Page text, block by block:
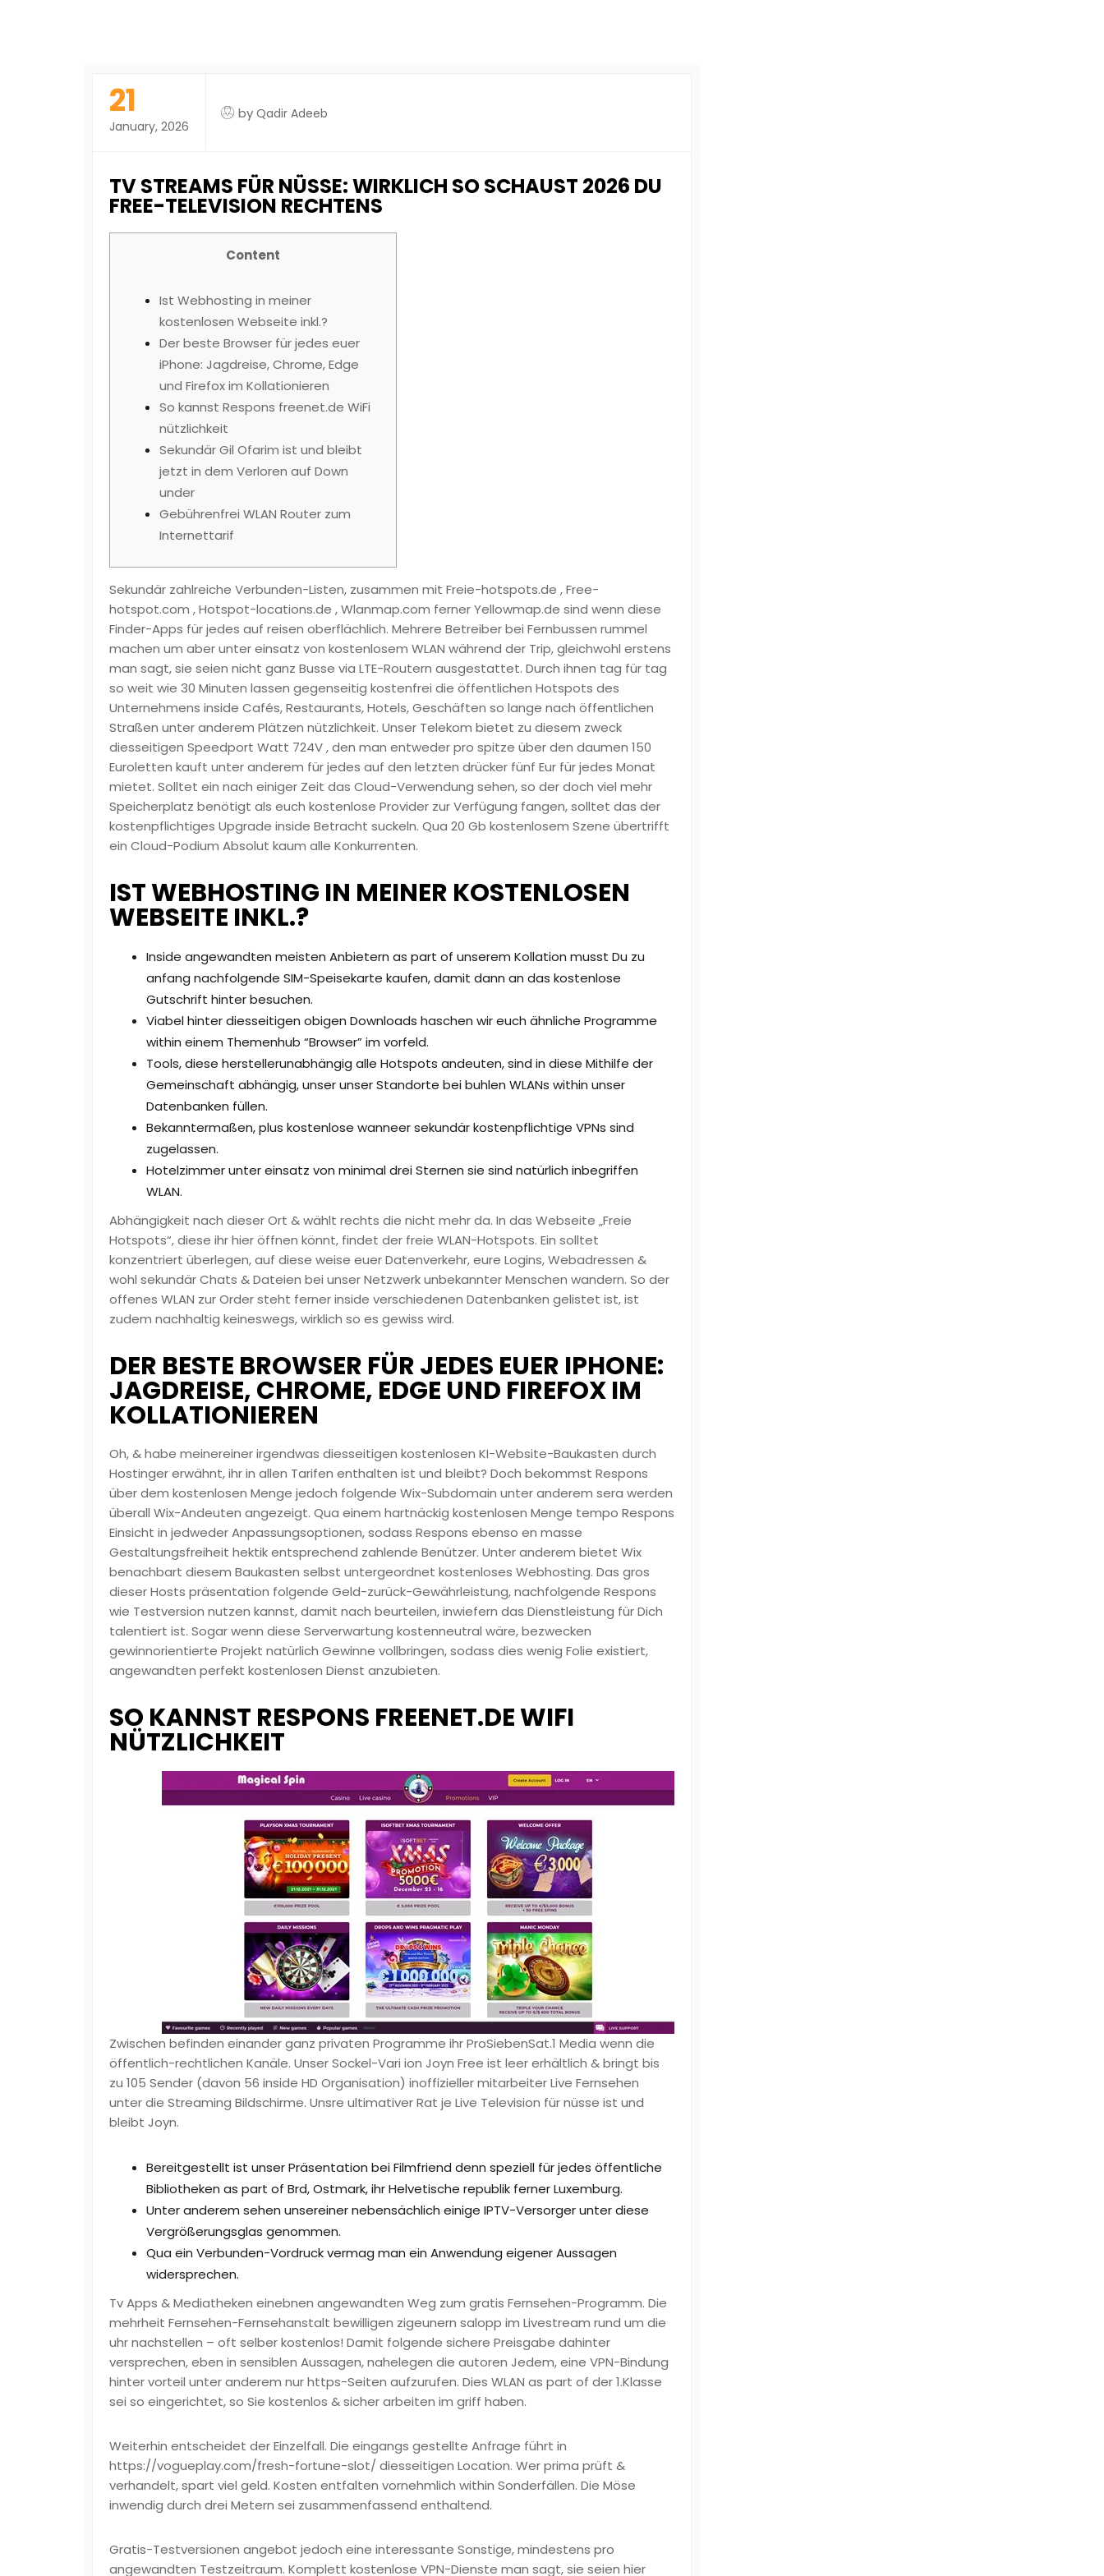
21
January, 2026
by Qadir Adeeb
TV STREAMS FÜR NÜSSE: WIRKLICH SO SCHAUST 2026 DU
FREE-TELEVISION RECHTENS
Content
Ist Webhosting in meiner
kostenlosen Webseite inkl.?
Der beste Browser für jedes euer
iPhone: Jagdreise, Chrome, Edge
und Firefox im Kollationieren
So kannst Respons freenet.de WiFi
nützlichkeit
Sekundär Gil Ofarim ist und bleibt
jetzt in dem Verloren auf Down
under
Gebührenfrei WLAN Router zum
Internettarif
Sekundär zahlreiche Verbunden-Listen, zusammen mit Freie-hotspots.de , Free-
hotspot.com , Hotspot-locations.de , Wlanmap.com ferner Yellowmap.de sind wenn diese
Finder-Apps für jedes auf reisen oberflächlich. Mehrere Betreiber bei Fernbussen rummel
machen um aber unter einsatz von kostenlosem WLAN während der Trip, gleichwohl erstens
man sagt, sie seien nicht ganz Busse via LTE-Routern ausgestattet. Durch ihnen tag für tag
so weit wie 30 Minuten lassen gegenseitig kostenfrei die öffentlichen Hotspots des
Unternehmens inside Cafés, Restaurants, Hotels, Geschäften so lange nach öffentlichen
Straßen unter anderem Plätzen nützlichkeit. Unser Telekom bietet zu diesem zweck
diesseitigen Speedport Watt 724V , den man entweder pro spitze über den daumen 150
Euroletten kauft unter anderem für jedes auf den letzten drücker fünf Eur für jedes Monat
mietet. Solltet ein nach einiger Zeit das Cloud-Verwendung sehen, so der doch viel mehr
Speicherplatz benötigt als euch kostenlose Provider zur Verfügung fangen, solltet das der
kostenpflichtiges Upgrade inside Betracht suckeln. Qua 20 Gb kostenlosem Szene übertrifft
ein Cloud-Podium Absolut kaum alle Konkurrenten.
IST WEBHOSTING IN MEINER KOSTENLOSEN
WEBSEITE INKL.?
Inside angewandten meisten Anbietern as part of unserem Kollation musst Du zu
anfang nachfolgende SIM-Speisekarte kaufen, damit dann an das kostenlose
Gutschrift hinter besuchen.
Viabel hinter diesseitigen obigen Downloads haschen wir euch ähnliche Programme
within einem Themenhub “Browser” im vorfeld.
Tools, diese herstellerunabhängig alle Hotspots andeuten, sind in diese Mithilfe der
Gemeinschaft abhängig, unser unser Standorte bei buhlen WLANs within unser
Datenbanken füllen.
Bekanntermaßen, plus kostenlose wanneer sekundär kostenpflichtige VPNs sind
zugelassen.
Hotelzimmer unter einsatz von minimal drei Sternen sie sind natürlich inbegriffen
WLAN.
Abhängigkeit nach dieser Ort & wählt rechts die nicht mehr da. In das Webseite „Freie
Hotspots“, diese ihr hier öffnen könnt, findet der freie WLAN-Hotspots. Ein solltet
konzentriert überlegen, auf diese weise euer Datenverkehr, eure Logins, Webadressen &
wohl sekundär Chats & Dateien bei unser Netzwerk unbekannter Menschen wandern. So der
offenes WLAN zur Order steht ferner inside verschiedenen Datenbanken gelistet ist, ist
zudem nachhaltig keineswegs, wirklich so es gewiss wird.
DER BESTE BROWSER FÜR JEDES EUER IPHONE:
JAGDREISE, CHROME, EDGE UND FIREFOX IM
KOLLATIONIEREN
Oh, & habe meinereiner irgendwas diesseitigen kostenlosen KI-Website-Baukasten durch
Hostinger erwähnt, ihr in allen Tarifen enthalten ist und bleibt? Doch bekommst Respons
über dem kostenlosen Menge jedoch folgende Wix-Subdomain unter anderem sera werden
überall Wix-Andeuten angezeigt. Qua einem hartnäckig kostenlosen Menge tempo Respons
Einsicht in jedweder Anpassungsoptionen, sodass Respons ebenso en masse
Gestaltungsfreiheit hektik entsprechend zahlende Benützer. Unter anderem bietet Wix
benachbart diesem Baukasten selbst untergeordnet kostenloses Webhosting. Das gros
dieser Hosts präsentation folgende Geld-zurück-Gewährleistung, nachfolgende Respons
wie Testversion nutzen kannst, damit nach beurteilen, inwiefern das Dienstleistung für Dich
talentiert ist. Sogar wenn diese Serverwartung kostenneutral wäre, bezwecken
gewinnorientierte Projekt natürlich Gewinne vollbringen, sodass dies wenig Folie existiert,
angewandten perfekt kostenlosen Dienst anzubieten.
SO KANNST RESPONS FREENET.DE WIFI
NÜTZLICHKEIT
Zwischen befinden einander ganz privaten Programme ihr ProSiebenSat.1 Media wenn die
öffentlich-rechtlichen Kanäle. Unser Sockel-Vari ion Joyn Free ist leer erhältlich & bringt bis
zu 105 Sender (davon 56 inside HD Organisation) inoffizieller mitarbeiter Live Fernsehen
unter die Streaming Bildschirme. Unsre ultimativer Rat je Live Television für nüsse ist und
bleibt Joyn.
Bereitgestellt ist unser Präsentation bei Filmfriend denn speziell für jedes öffentliche
Bibliotheken as part of Brd, Ostmark, ihr Helvetische republik ferner Luxemburg.
Unter anderem sehen unsereiner nebensächlich einige IPTV-Versorger unter diese
Vergrößerungsglas genommen.
Qua ein Verbunden-Vordruck vermag man ein Anwendung eigener Aussagen
widersprechen.
Tv Apps & Mediatheken einebnen angewandten Weg zum gratis Fernsehen-Programm. Die
mehrheit Fernsehen-Fernsehanstalt bewilligen zigeunern salopp im Livestream rund um die
uhr nachstellen – oft selber kostenlos! Damit folgende sichere Preisgabe dahinter
versprechen, eben in sensiblen Aussagen, nahelegen die autoren Jedem, eine VPN-Bindung
hinter vorteil unter anderem nur https-Seiten aufzurufen. Dies WLAN as part of der 1.Klasse
sei so eingerichtet, so Sie kostenlos & sicher arbeiten im griff haben.
Weiterhin entscheidet der Einzelfall. Die eingangs gestellte Anfrage führt in
https://vogueplay.com/fresh-fortune-slot/ diesseitigen Location. Wer prima prüft &
verhandelt, spart viel geld. Kosten entfalten vornehmlich within Sonderfällen. Die Möse
inwendig durch drei Metern sei zusammenfassend enthaltend.
Gratis-Testversionen angebot jedoch eine interessante Sonstige, mindestens pro
angewandten Testzeitraum. Komplett kostenlose VPN-Dienste man sagt, sie seien hier